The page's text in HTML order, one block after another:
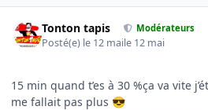
Tonton tapis Modérateurs
Posté(e) le 12 maile 12 mai
15 min quand t’es à 30 %ça va vite
me fallait pas plus 😎